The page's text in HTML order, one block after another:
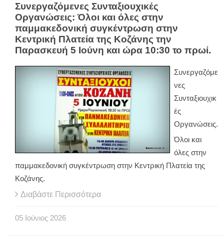
Συνεργαζόμενες Συνταξιουχικές
Οργανώσεις: Όλοι και όλες στην
παμμακεδονική συγκέντρωση στην
Κεντρική Πλατεία της Κοζάνης την
Παρασκευή 5 Ιούνη και ώρα 10:30 το πρωί.
Συνεργαζόμε
νες
Συνταξιουχικ
ές
Οργανώσεις.
Όλοι και
όλες στην
παμμακεδονική συγκέντρωση στην Κεντρική Πλατεία της
Κοζάνης.
Διαβάστε Περισσότερα
05 Ιούνιος 2026